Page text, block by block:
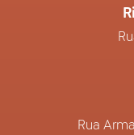
Rua